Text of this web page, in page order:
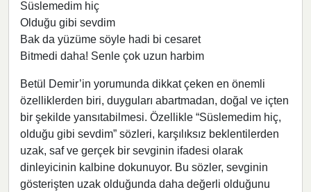
Süslemedim hiç
Olduğu gibi sevdim
Bak da yüzüme söyle hadi bi cesaret
Bitmedi daha! Senle çok uzun harbim
Betül Demir’in yorumunda dikkat çeken en önemli
özelliklerden biri, duyguları abartmadan, doğal ve içten
bir şekilde yansıtabilmesi. Özellikle “Süslemedim hiç,
olduğu gibi sevdim” sözleri, karşılıksız beklentilerden
uzak, saf ve gerçek bir sevginin ifadesi olarak
dinleyicinin kalbine dokunuyor. Bu sözler, sevginin
gösterişten uzak olduğunda daha değerli olduğunu